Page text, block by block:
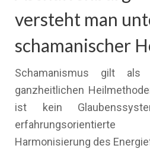
versteht man
schamanischer
Schamanismus gilt
ganzheitlichen
ist kein
Harmonisierung des